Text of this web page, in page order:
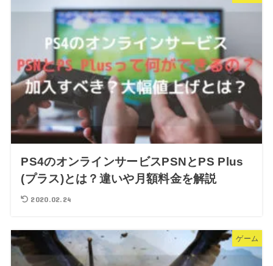
PS4のオンラインサービスPSNとPS Plus
(プラス)とは？違いや月額料金を解説
2020.02.24
ゲーム